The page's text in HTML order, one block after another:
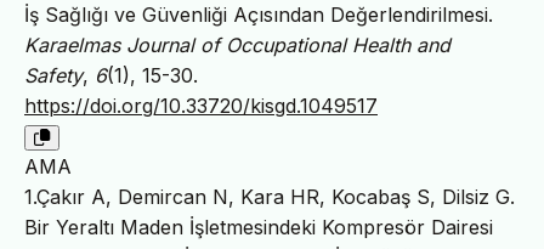
İş Sağlığı ve Güvenliği Açısından Değerlendirilmesi.
Karaelmas Journal of Occupational Health and
Safety, 6(1), 15-30.
https://doi.org/10.33720/kisgd.1049517
AMA
1.Çakır A, Demircan N, Kara HR, Kocabaş S, Dilsiz G.
Bir Yeraltı Maden İşletmesindeki Kompresör Dairesi